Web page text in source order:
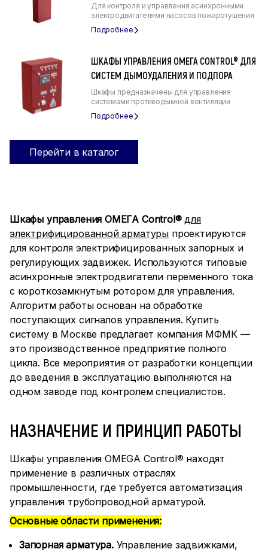
Для контроля и управления асинхронными
электродвигателями насосов пожаротушения
ШКАФЫ УПРАВЛЕНИЯ ОМЕГА CONTROL® ДЛЯ
СИСТЕМ ДЫМОУДАЛЕНИЯ И ПОДПОРА
Шкафы предназначены для управления
системами противодымной вентиляции
Перейти в каталог
Шкафы управления ОМЕГА Control® для
электрифицированной арматуры проектируются
для контроля электрифицированных запорных и
регулирующих задвижек. Используются типовые
асинхронные электродвигатели переменного тока
с короткозамкнутым ротором для управления.
Алгоритм работы основан на обработке
поступающих сигналов управления. Купить
систему в Москве предлагает компания МФМК —
это производственное предприятие полного
цикла. Все мероприятия от разработки концепции
до введения в эксплуатацию выполняются на
одном заводе под контролем специалистов.
НАЗНАЧЕНИЕ И ПРИНЦИП РАБОТЫ
Шкафы управления OMEGA Control® находят
применение в различных отраслях
промышленности, где требуется автоматизация
управления трубопроводной арматурой.
Основные области применения:
Запорная арматура.Управление задвижками,